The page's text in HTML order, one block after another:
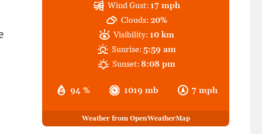
94 % 1019 mb 7 mph
Wind Gust: 17 mph
Clouds:20%
Visibility: 10 km
Sunrise:5:59 am
Sunset:8:08 pm
Weather from OpenWeatherMap